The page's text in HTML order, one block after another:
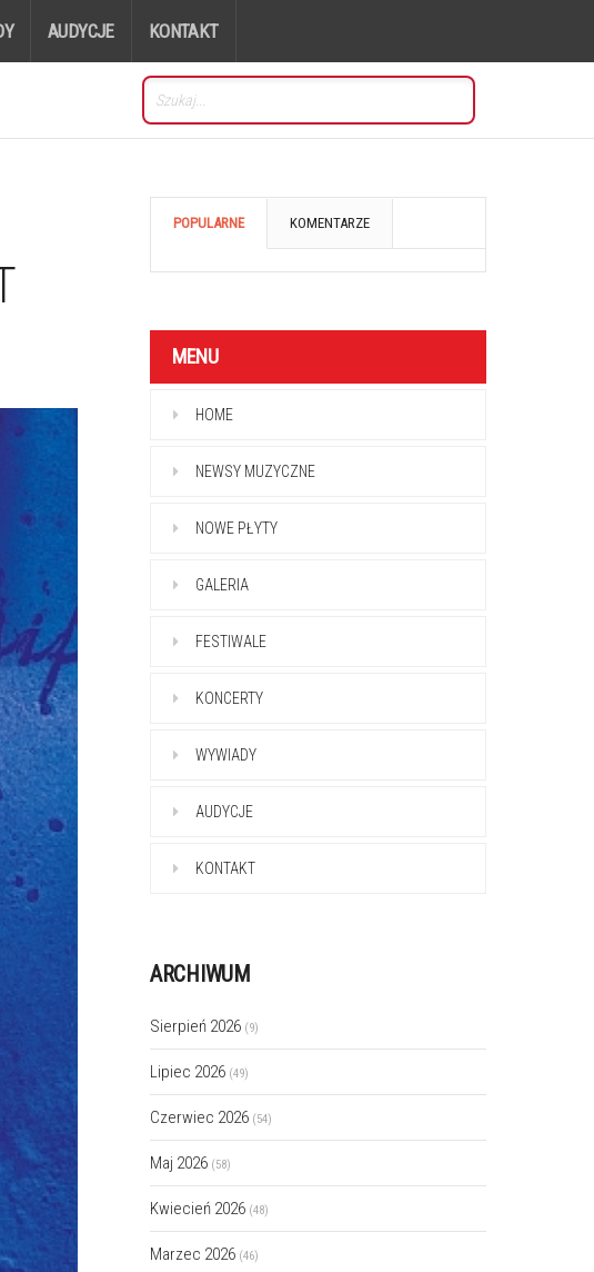
AUDYCJE KONTAKT
POPULARNE KOMENTARZE
MENU
HOME
NEWSY MUZYCZNE
NOWE PŁYTY
GALERIA
FESTIWALE
KONCERTY
WYWIADY
AUDYCJE
KONTAKT
ARCHIWUM
Sierpień 2026 (9)
Lipiec 2026 (49)
Czerwiec 2026 (54)
Maj 2026 (58)
Kwiecień 2026 (48)
Marzec 2026 (46)